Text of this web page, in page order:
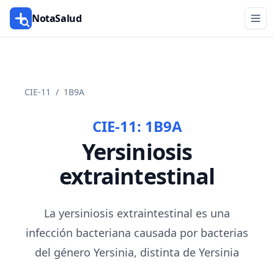
NotaSalud
CIE-11 / 1B9A
CIE-11: 1B9A
Yersiniosis
extraintestinal
La yersiniosis extraintestinal es una
infección bacteriana causada por bacterias
del género Yersinia, distinta de Yersinia